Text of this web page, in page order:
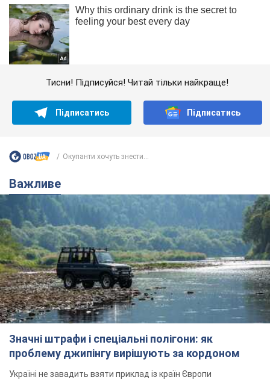
Тисни! Підписуйся! Читай тільки найкраще!
Підписатись Підписатись
Окупанти хочуть знести...
Важливе
Значні штрафи і спеціальні полігони: як
проблему джипінгу вирішують за кордоном
Україні не завадить взяти приклад із країн Європи